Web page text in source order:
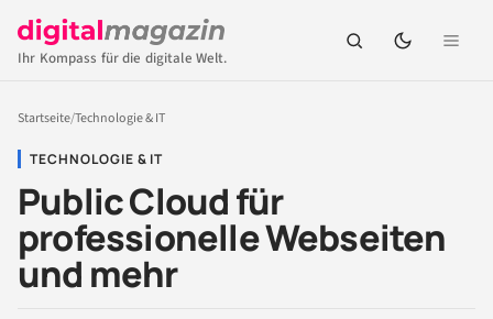
Ihr Kompass für die digitale Welt.
Startseite/Technologie & IT
TECHNOLOGIE & IT
Public Cloud für
professionelle Webseiten
und mehr